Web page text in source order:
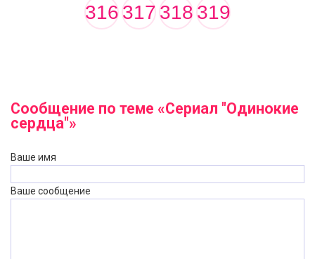
316317318319
Сообщение по теме «Сериал "Одинокие
сердца"»
Ваше имя
Ваше сообщение